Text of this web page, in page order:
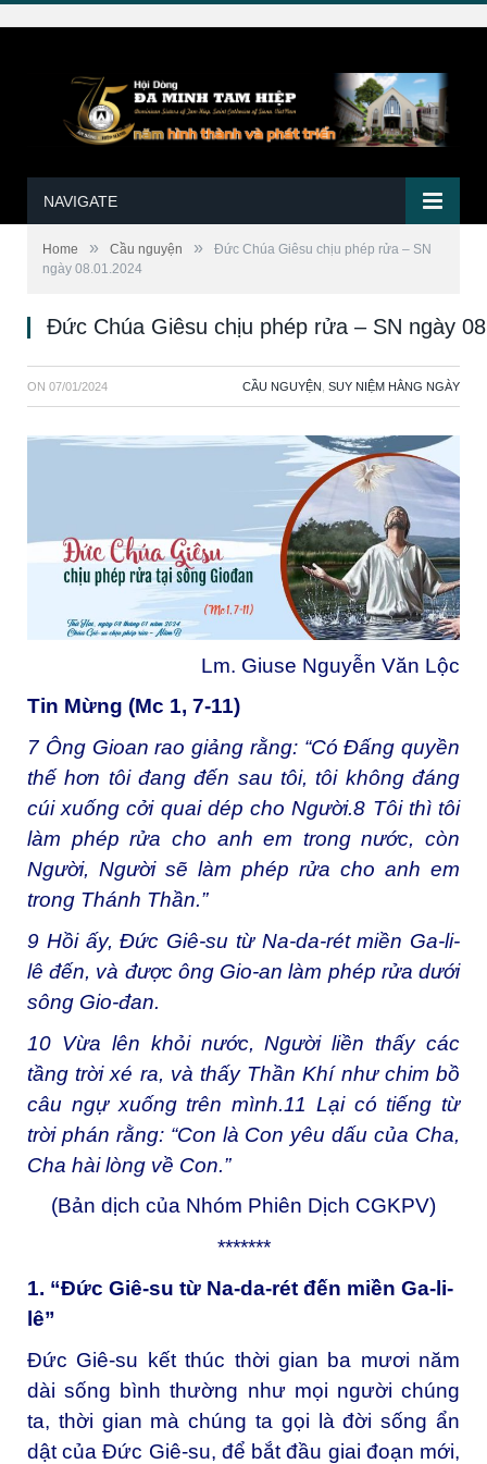
NAVIGATE
Home » Cầu nguyện »
Đức Chúa Giêsu chịu phép rửa – SN
ngày 08.01.2024
Đức Chúa Giêsu chịu phép rửa – SN ngày
ON 07/01/2024 CẦU NGUYỆN SUY NIỆM HẰNG NGÀY
Lm. Giuse Nguyễn Văn Lộc
Tin Mừng (Mc 1, 7-11)
7 Ông Gioan rao giảng rằng: “Có Đấng quyền
thế hơn tôi đang đến sau tôi, tôi không đáng
cúi xuống cởi quai dép cho Người.8 Tôi thì tôi
làm phép rửa cho anh em trong nước, còn
Người, Người sẽ làm phép rửa cho anh em
trong Thánh Thần.”
9 Hồi ấy, Đức Giê-su từ Na-da-rét miền Ga-li-
lê đến, và được ông Gio-an làm phép rửa dưới
sông Gio-đan.
10 Vừa lên khỏi nước, Người liền thấy các
tầng trời xé ra, và thấy Thần Khí như chim bồ
câu ngự xuống trên mình.11 Lại có tiếng từ
trời phán rằng: “Con là Con yêu dấu của Cha,
Cha hài lòng về Con.”
(Bản dịch của Nhóm Phiên Dịch CGKPV)
*******
1. “Đức Giê-su từ Na-da-rét đến miền Ga-li-
lê”
Đức Giê-su kết thúc thời gian ba mươi năm
dài sống bình thường như mọi người chúng
ta, thời gian mà chúng ta gọi là đời sống ẩn
dật của Đức Giê-su, để bắt đầu giai đoạn mới,